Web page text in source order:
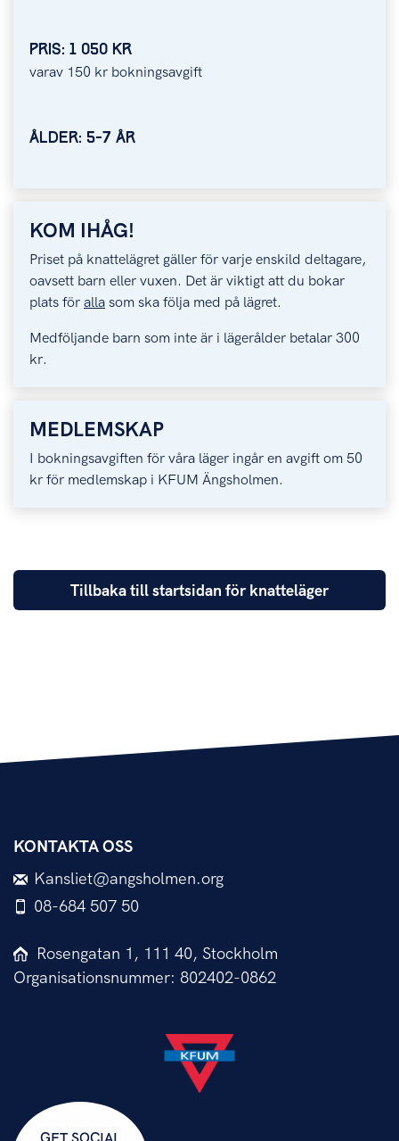
PRIS: 1 050 KR
varav 150 kr bokningsavgift
ÅLDER: 5-7 ÅR
KOM IHÅG!
Priset på knattelägret gäller för varje enskild deltagare,
oavsett barn eller vuxen. Det är viktigt att du bokar
plats för alla som ska följa med på lägret.
Medföljande barn som inte är i lägerålder betalar 300
kr.
MEDLEMSKAP
I bokningsavgiften för våra läger ingår en avgift om 50
kr för medlemskap i KFUM Ängsholmen.
Tillbaka till startsidan för knatteläger
KONTAKTA OSS
Kansliet@angsholmen.org
08-684 507 50
Rosengatan 1, 111 40, Stockholm
Organisationsnummer: 802402-0862